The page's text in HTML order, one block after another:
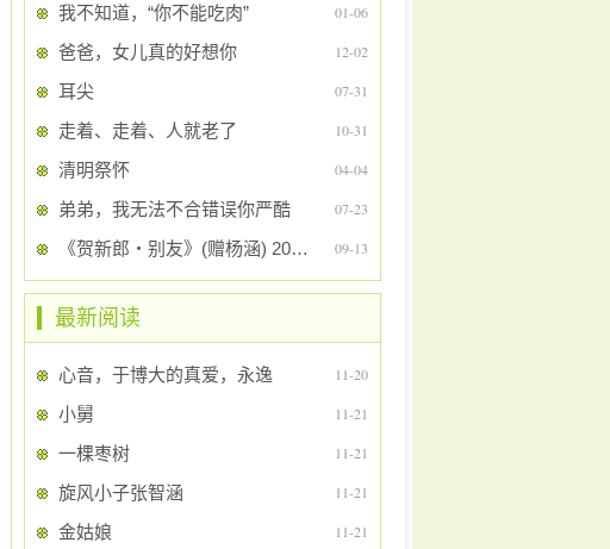
我不知道，“你不能吃肉” 01-06
爸爸，女儿真的好想你 12-02
耳尖 07-31
走着、走着、人就老了 10-31
清明祭怀 04-04
弟弟，我无法不合错误你严酷 07-23
《贺新郎・别友》(赠杨涵) 2016年9月6日 09-13
最新阅读
心音，于博大的真爱，永逸 11-20
小舅 11-21
一棵枣树 11-21
旋风小子张智涵 11-21
金姑娘 11-21